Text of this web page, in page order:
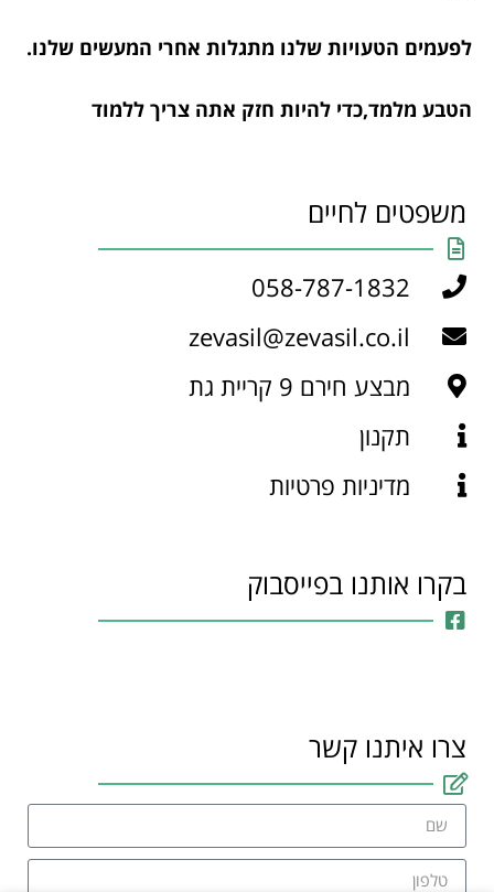
לפעמים הטעויות שלנו מתגלות אחרי המעשים שלנו.
הטבע מלמד,כדי להיות חזק אתה צריך ללמוד
משפטים לחיים
058-787-1832
zevasil@zevasil.co.il
מבצע חירם 9 קריית גת
תקנון
מדיניות פרטיות
בקרו אותנו בפייסבוק
צרו איתנו קשר